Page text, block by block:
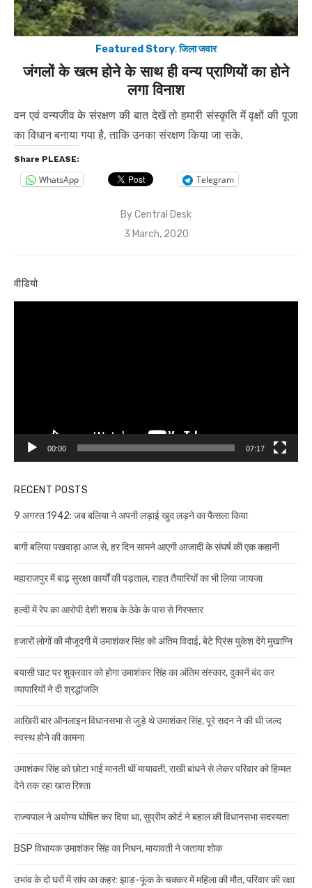
Featured Story,जिला जवार
जंगलों के खत्म होने के साथ ही वन्य प्राणियों का होने
लगा विनाश
वन एवं वन्यजीव के संरक्षण की बात देखें तो हमारी संस्कृति में वृक्षों की पूजा
का विधान बनाया गया है, ताकि उनका संरक्षण किया जा सके.
Share PLEASE:
WhatsApp Telegram
ByCentral Desk
Posted
3 March, 2020
वीडियो
00:00 07:17
RECENT POSTS
9 अगस्त 1942: जब बलिया ने अपनी लड़ाई खुद लड़ने का फैसला किया
बागी बलिया पखवाड़ा आज से, हर दिन सामने आएगी आजादी के संघर्ष की एक कहानी
महाराजपुर में बाढ़ सुरक्षा कार्यों की पड़ताल, राहत तैयारियों का भी लिया जायजा
हल्दी में रेप का आरोपी देशी शराब के ठेके के पास से गिरफ्तार
हजारों लोगों की मौजूदगी में उमाशंकर सिंह को अंतिम विदाई, बेटे प्रिंस युकेश देंगे मुखाग्नि
बयासी घाट पर शुक्रवार को होगा उमाशंकर सिंह का अंतिम संस्कार, दुकानें बंद कर
व्यापारियों ने दी श्रद्धांजलि
आखिरी बार ऑनलाइन विधानसभा से जुड़े थे उमाशंकर सिंह, पूरे सदन ने की थी जल्द
स्वस्थ होने की कामना
उमाशंकर सिंह को छोटा भाई मानती थीं मायावती, राखी बांधने से लेकर परिवार को हिम्मत
देने तक रहा खास रिश्ता
राज्यपाल ने अयोग्य घोषित कर दिया था, सुप्रीम कोर्ट ने बहाल की विधानसभा सदस्यता
BSP विधायक उमाशंकर सिंह का निधन, मायावती ने जताया शोक
उभांव के दो घरों में सांप का कहर: झाड़-फूंक के चक्कर में महिला की मौत, परिवार की रक्षा